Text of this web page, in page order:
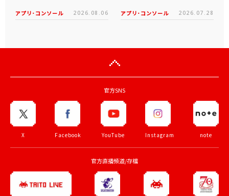
アプリ･コンソール 2026.08.06 アプリ･コンソール 2026.07.28
官方SNS
X Facebook YouTube Instagram note
官方直播頻道/存檔